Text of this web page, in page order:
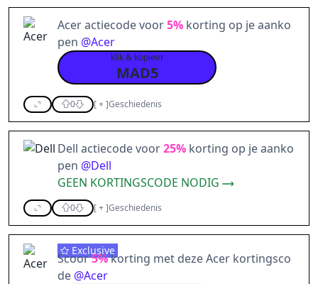
Acer actiecode voor5% korting op je aanko
pen @Acer
klik & kopieer
MAD5
0 [+]Geschiedenis
Dell actiecode voor25% korting op je aanko
pen @Dell
GEEN KORTINGSCODE NODIG
0 [+]Geschiedenis
Exclusive
Scoor5%korting met deze Acer kortingsco
de @Acer